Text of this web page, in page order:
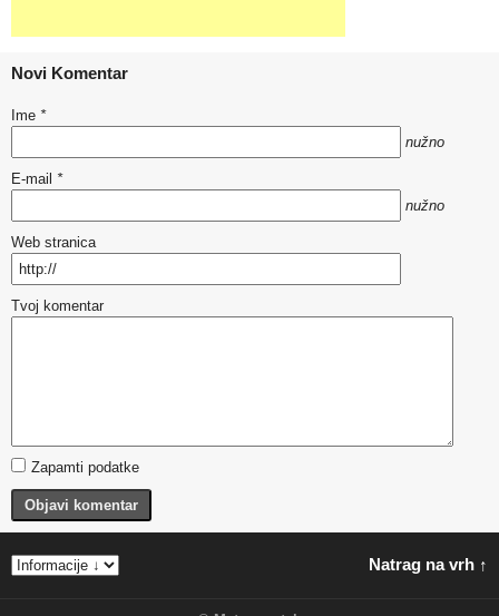
Novi Komentar
Ime *
nužno
E-mail *
nužno
Web stranica
Tvoj komentar
Zapamti podatke
Objavi komentar
Natrag na vrh ↑